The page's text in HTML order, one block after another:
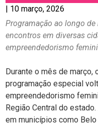
| 10 março, 2026
Programação ao longo
encontros em diversas
empreendedorismo
Durante o mês de março,
programação especial
empreendedorismo
Região Central do
em municípios como